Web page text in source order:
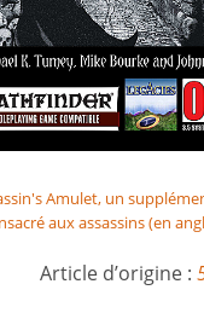
Amulet, un
aux assassins (en
Article d’origine :